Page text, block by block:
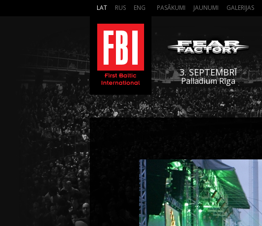
LAT RUS ENG PASĀKUMI JAUNUMI GALERIJAS
3. SEPTEMBRĪ
Palladium Rīga